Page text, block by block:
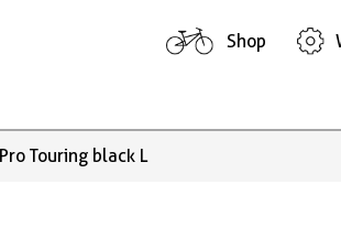
Shop
Touring black L